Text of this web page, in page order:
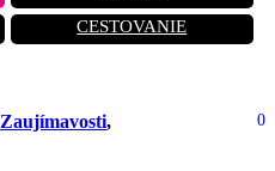
CESTOVANIE
Zaujímavosti, 0